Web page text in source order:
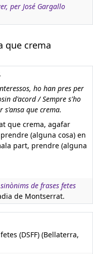
per José Gargallo
que crema
ho han pres per
d'acord / Sempre s'ho
s'ansa que crema.
que crema, agafar
(alguna cosa) en
part, prendre (alguna
de frases fetes
de Montserrat.
(DSFF) (Bellaterra,